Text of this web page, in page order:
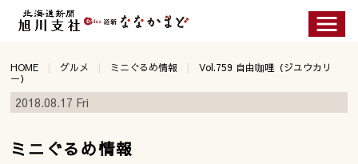
HOME グルメ ミニぐるめ情報
Vol.759 自由咖哩（ジユウカリ
ー）
2018.08.17 Fri
ミニぐるめ情報